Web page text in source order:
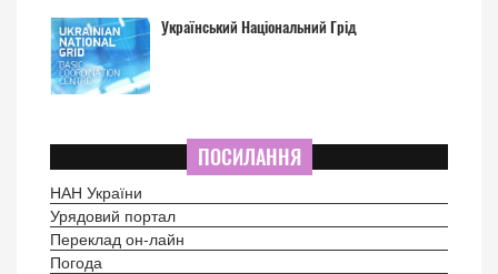
Український Національний Грід
ПОСИЛАННЯ
НАН України
Урядовий портал
Переклад он-лайн
Погода